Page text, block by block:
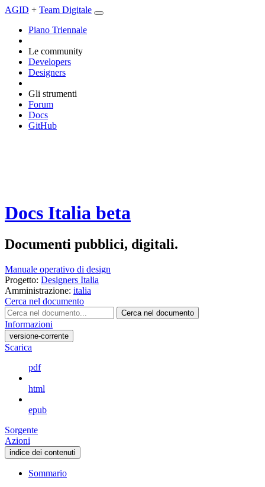
AGID + Team Digitale
Piano Triennale
Le community
Developers
Designers
Gli strumenti
Forum
Docs
GitHub
Docs Italia beta
Documenti pubblici, digitali.
Manuale operativo di design
Progetto: Designers Italia
Amministrazione: italia
Cerca nel documento
Cerca nel documento
Informazioni
versione-corrente
Scarica
pdf
html
epub
Sorgente
Azioni
indice dei contenuti
Sommario